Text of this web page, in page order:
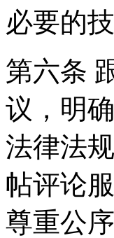
必要的
第六条
议，明
法律法
帖评论
尊重公